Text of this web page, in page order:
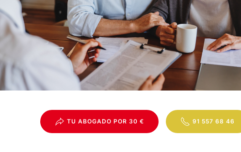
TU ABOGADO POR 30 € 91 557 68 46